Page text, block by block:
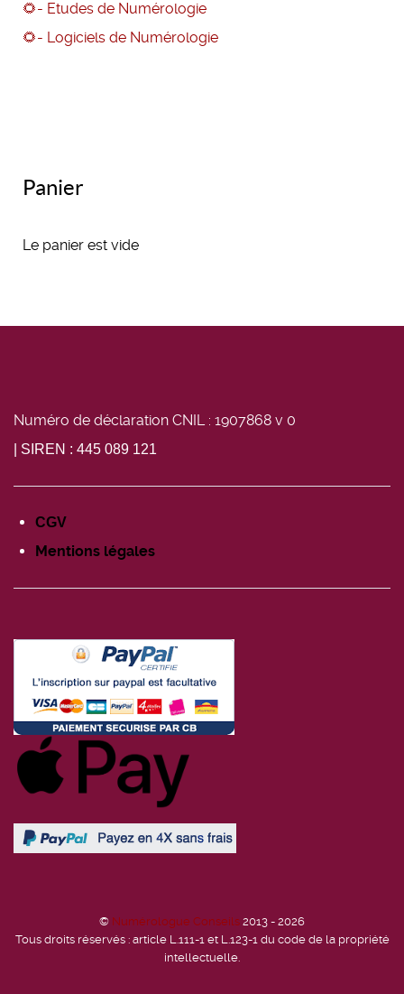
🌻- Etudes de Numérologie
🌻- Logiciels de Numérologie
Panier
Le panier est vide
Numéro de déclaration CNIL : 1907868 v 0
| SIREN : 445 089 121
CGV
Mentions légales
© Numérologue Conseils 2013 - 2026
Tous droits réservés : article L.111-1 et L.123-1 du code de la propriété
intellectuelle.